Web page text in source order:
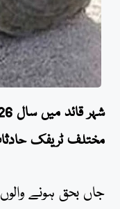
مختلف ٹریفک حادثات میں اب تک 432 افراد جاں